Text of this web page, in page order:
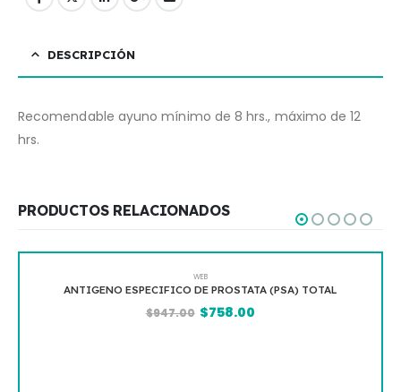
DESCRIPCIÓN
Recomendable ayuno mínimo de 8 hrs., máximo de 12
hrs.
PRODUCTOS RELACIONADOS
WEB
ANTIGENO ESPECIFICO DE PROSTATA (PSA) TOTAL
$947.00 $758.00